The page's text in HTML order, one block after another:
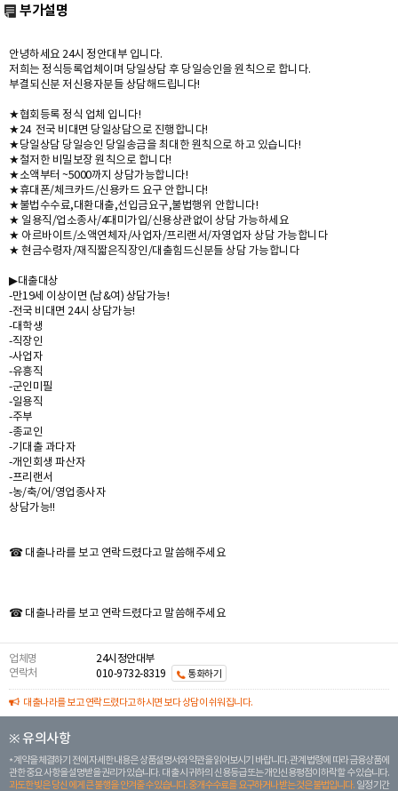
부가설명
안녕하세요 24시 정안대부 입니다.
저희는 정식등록업체이며 당일상담 후 당일승인을 원칙으로 합니다.
부결되신분 저신용자분들 상담해드립니다!
★협회등록 정식 업체 입니다!
★24 전국 비대면 당일상담으로 진행합니다!
★당일상담 당일승인 당일송금을 최대한 원칙으로 하고 있습니다!
★철저한 비밀보장 원칙으로 합니다!
★소액부터 ~5000까지 상담가능합니다!
★휴대폰/체크카드/신용카드 요구 안합니다!
★불법수수료,대환대출,선입금요구,불법행위 안합니다!
★ 일용직/업소종사/4대미가입/신용상관없이 상담 가능하세요
★ 아르바이트/소액연체자/사업자/프리랜서/자영업자 상담 가능합니다
★ 현금수령자/재직짧은직장인/대출힘드신분들 상담 가능합니다
▶대출대상
-만19세 이상이면 (남&여) 상담가능!
-전국 비대면 24시 상담가능!
-대학생
-직장인
-사업자
-유흥직
-군인미필
-일용직
-주부
-종교인
-기대출 과다자
-개인회생 파산자
-프리랜서
-농/축/어/영업종사자
상담가능!!
☎ 대출나라를 보고 연락드렸다고 말씀해주세요
☎ 대출나라를 보고 연락드렸다고 말씀해주세요
업체명
24시정안대부
연락처
010-9732-8319 통화하기
대출나라를 보고 연락드렸다고 하시면 보다 상담이 쉬워집니다.
※ 유의사항
계약을 체결하기 전에 자세한 내용은 상품설명서와 약관을 읽어보시기 바랍니다. 관계 법령에 따라 금융상품에
관한 중요 사항을 설명받을 권리가 있습니다. 대 출 시 귀하의 신용등급 또는 개인신용평점이 하락할 수 있습니다.
과도한 빚은 당신 에게 큰 불행을 안겨줄 수 있습니다. 중개수수료를 요구하거나 받는 것은 불법입니다. 일정 기간